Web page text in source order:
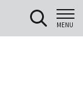
MENU